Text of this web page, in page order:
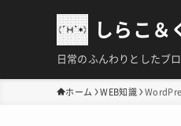
しらこ＆
日常のふんわりとしたブ
ホーム WEB知識